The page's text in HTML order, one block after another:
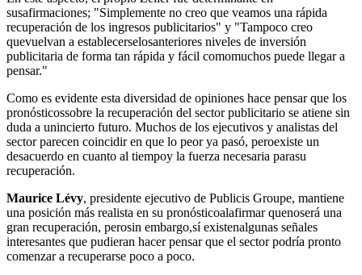
susafirmaciones; "Simplemente no creo que veamos una rápida
recuperación de los ingresos publicitarios" y "Tampoco creo
quevuelvan a establecerselosanteriores niveles de inversión
publicitaria de forma tan rápida y fácil comomuchos puede llegar a
pensar."
Como es evidente esta diversidad de opiniones hace pensar que los
pronósticossobre la recuperación del sector publicitario se atiene sin
duda a unincierto futuro. Muchos de los ejecutivos y analistas del
sector parecen coincidir en que lo peor ya pasó, peroexiste un
desacuerdo en cuanto al tiempoy la fuerza necesaria parasu
recuperación.
Maurice Lévy, presidente ejecutivo de Publicis Groupe, mantiene
una posición más realista en su pronósticoalafirmar quenoserá una
gran recuperación, perosin embargo,sí existenalgunas señales
interesantes que pudieran hacer pensar que el sector podría pronto
comenzar a recuperarse poco a poco.